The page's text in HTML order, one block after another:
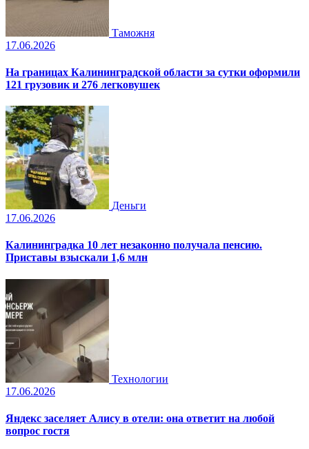
Таможня
17.06.2026
На границах Калининградской области за сутки оформили
121 грузовик и 276 легковушек
Деньги
17.06.2026
Калининградка 10 лет незаконно получала пенсию.
Приставы взыскали 1,6 млн
Технологии
17.06.2026
Яндекс заселяет Алису в отели: она ответит на любой
вопрос гостя